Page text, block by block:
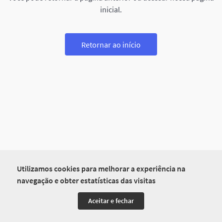
Utilizamos cookies para melhorar a experiência na
navegação e obter estatísticas das visitas
Aceitar e fechar
inicial.
Retornar ao início